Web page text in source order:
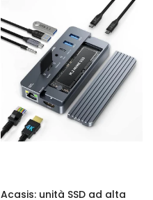
Acasis: unità SSD ad alta